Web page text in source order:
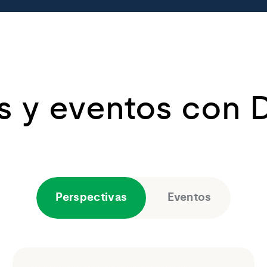
y eventos con
Perspectivas Eventos